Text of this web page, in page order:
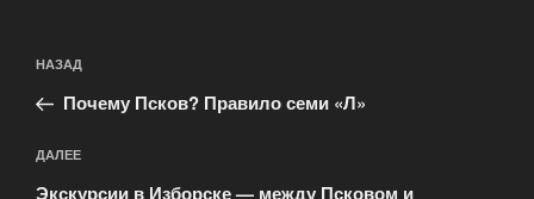
по
записям
Предыдущая
запись:
НАЗАД
Почему Псков? Правило семи «Л»
Следующая
запись
ДАЛЕЕ
Экскурсии в Изборске — между Псковом и